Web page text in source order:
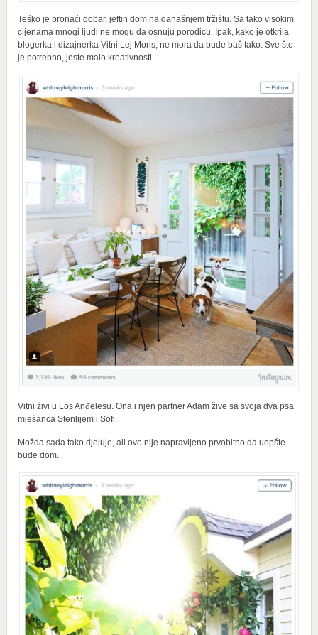
Teško je pronaći dobar, jeftin dom na današnjem tržištu. Sa tako visokim
cijenama mnogi ljudi ne mogu da osnuju porodicu. Ipak, kako je otkrila
blogerka i dizajnerka Vitni Lej Moris, ne mora da bude baš tako. Sve što
je potrebno, jeste malo kreativnosti.
Vitni živi u Los Anđelesu. Ona i njen partner Adam žive sa svoja dva psa
mješanca Stenlijem i Sofi.
Možda sada tako djeluje, ali ovo nije napravljeno prvobitno da uopšte
bude dom.